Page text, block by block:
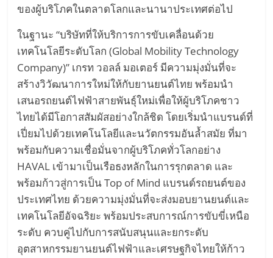
ของผู้บริโภคในตลาดโลกและนานาประเทศต่อไป
ในฐานะ “บริษัทที่ให้บริการการขับเคลื่อนด้วย
เทคโนโลยีระดับโลก (Global Mobility Technology
Company)” เกรท วอลล์ มอเตอร์ มีความมุ่งมั่นที่จะ
สร้างวิวัฒนาการใหม่ให้กับยานยนต์ไทย พร้อมนำ
เสนอรถยนต์ไฟฟ้าสายพันธุ์ใหม่เพื่อให้ผู้บริโภคชาว
ไทยได้มีโอกาสสัมผัสอย่างใกล้ชิด โดยเริ่มนำแบรนด์ที่
เปี่ยมไปด้วยเทคโนโลยีและนวัตกรรมอันล้ำสมัย ที่มา
พร้อมกับความเชื่อมั่นจากผู้บริโภคทั่วโลกอย่าง
HAVAL เข้ามาเป็นเรือธงหลักในการรุกตลาด และ
พร้อมก้าวสู่การเป็น Top of Mind แบรนด์รถยนต์ของ
ประเทศไทย ด้วยความมุ่งมั่นที่จะส่งมอบยานยนต์และ
เทคโนโลยีอัจฉริยะ พร้อมประสบการณ์การขับขี่เหนือ
ระดับ ควบคู่ไปกับการสนับสนุนและยกระดับ
อุตสาหกรรมยานยนต์ไฟฟ้าและเศรษฐกิจไทยให้ก้าว